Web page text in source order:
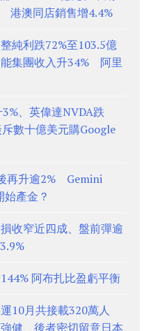
港澳同店銷售增4.4%
純利跌72%至103.5億
集團收入升34% 阿里
、英偉達NVDA跌
數十億美元購Google
再升逾2% Gemini
產金？
收窄近四成、盤前彈逾
阿布扎比盈虧平衡
10月共接載320萬人
健、後者密切留意日本